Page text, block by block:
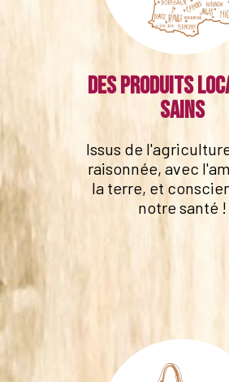
Des produits
sains
Issus de
raisonnée, avec
la terre, et
notre santé !